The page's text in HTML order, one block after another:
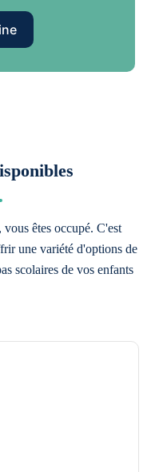
êtes occupé. C'est
une variété d'options de
scolaires de vos enfants